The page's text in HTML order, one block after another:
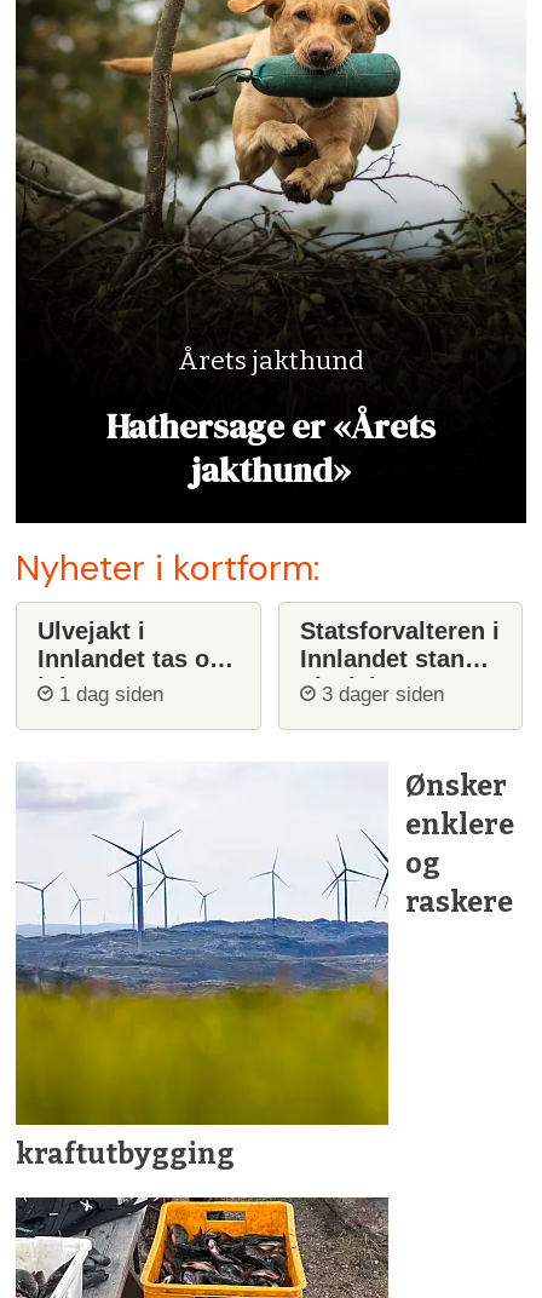
Årets jakthund
Hathersage er «Årets
jakthund»
Nyheter i kortform:
Ulvejakt i
Innlandet tas opp
igjen
1 dag siden
Statsforvalteren i
Innlandet stanser
ulvejakt
3 dager siden
Ønsker
enklere
og
raskere
kraftutbygging